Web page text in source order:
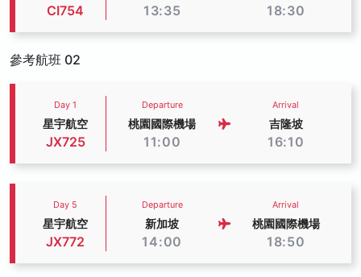
CI754 13:35 18:30
參考航班 02
Day 1
星宇航空
JX725
Departure
桃園國際機場
11:00
Arrival
吉隆坡
16:10
Day 5
星宇航空
JX772
Departure
新加坡
14:00
Arrival
桃園國際機場
18:50